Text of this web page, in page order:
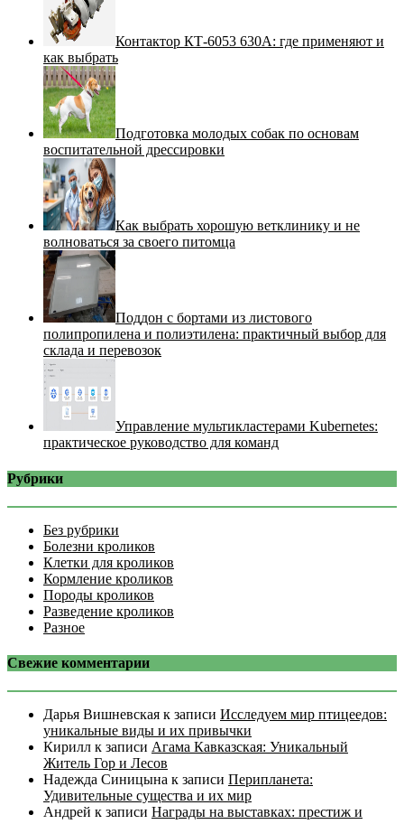
Контактор КТ-6053 630А: где применяют и
как выбрать
Подготовка молодых собак по основам
воспитательной дрессировки
Как выбрать хорошую ветклинику и не
волноваться за своего питомца
Поддон с бортами из листового
полипропилена и полиэтилена: практичный выбор для
склада и перевозок
Управление мультикластерами Kubernetes:
практическое руководство для команд
Рубрики
Без рубрики
Болезни кроликов
Клетки для кроликов
Кормление кроликов
Породы кроликов
Разведение кроликов
Разное
Свежие комментарии
Дарья Вишневская к записи Исследуем мир птицеедов:
уникальные виды и их привычки
Кирилл к записи Агама Кавказская: Уникальный
Житель Гор и Лесов
Надежда Синицына к записи Перипланета:
Удивительные существа и их мир
Андрей к записи Награды на выставках: престиж и